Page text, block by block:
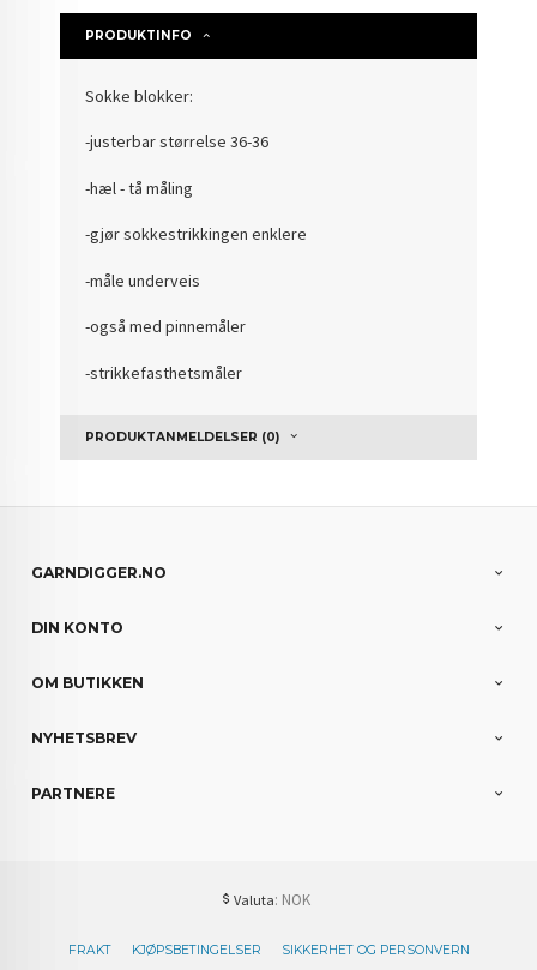
PRODUKTINFO
Sokke blokker:
-justerbar størrelse 36-36
-hæl - tå måling
-gjør sokkestrikkingen enklere
-måle underveis
-også med pinnemåler
-strikkefasthetsmåler
PRODUKTANMELDELSER (0)
GARNDIGGER.NO
DIN KONTO
OM BUTIKKEN
NYHETSBREV
PARTNERE
Valuta: NOK
FRAKT KJØPSBETINGELSER SIKKERHET OG PERSONVERN